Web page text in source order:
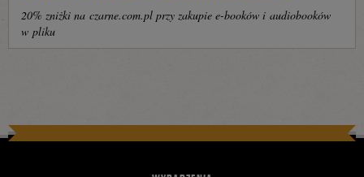
20% zniżki na czarne.com.pl przy zakupie e-booków i audiobooków
w pliku